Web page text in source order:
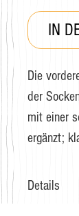
IN
Die
der
mit einer
ergänzt;
Details